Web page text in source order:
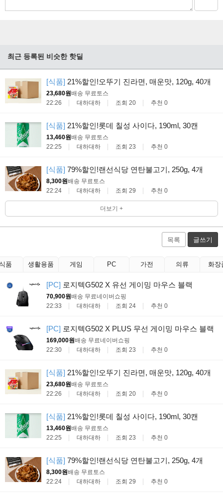
최근 등록된 비슷한 핫딜
[식품] 21%할인!오뚜기 진라면, 매운맛, 120g, 40개
23,680원배송 무료 토스
22:26
대하대하 조회 20 추천 0
[식품] 21%할인!롯데 칠성 사이다, 190ml, 30캔
13,460원배송 무료 토스
22:25
대하대하 조회 23 추천 0
[식품] 79%할인!랜선식당 연탄불고기, 250g, 4개
8,300원배송 무료 토스
22:24
대하대하 조회 29 추천 0
더보기 +
목록 글쓰기
품 생활용품 게임 PC 가전 의류 화장
[PC] 로지텍G502 X 유선 게이밍 마우스 블랙
70,900원배송 무료네이버쇼핑
22:33
대하대하 조회 24 추천 0
[PC] 로지텍G502 X PLUS 무선 게이밍 마우스 블랙
169,000원배송 무료네이버쇼핑
22:30
대하대하 조회 23 추천 0
[식품] 21%할인!오뚜기 진라면, 매운맛, 120g, 40개
23,680원배송 무료 토스
22:26
대하대하 조회 20 추천 0
[식품] 21%할인!롯데 칠성 사이다, 190ml, 30캔
13,460원배송 무료 토스
22:25
대하대하 조회 23 추천 0
[식품] 79%할인!랜선식당 연탄불고기, 250g, 4개
8,300원배송 무료 토스
22:24
대하대하 조회 29 추천 0